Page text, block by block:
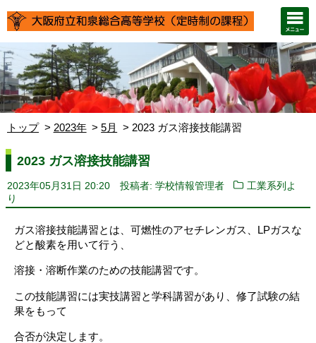
トップ 2023年 5月 2023 ガス溶接技能講習
2023 ガス溶接技能講習
2023年05月31日 20:20 投稿者: 学校情報管理者
工業系列よ
り
ガス溶接技能講習とは、可燃性のアセチレンガス、LPガスな
どと酸素を用いて行う、
溶接・溶断作業のための技能講習です。
この技能講習には実技講習と学科講習があり、修了試験の結
果をもって
合否が決定します。